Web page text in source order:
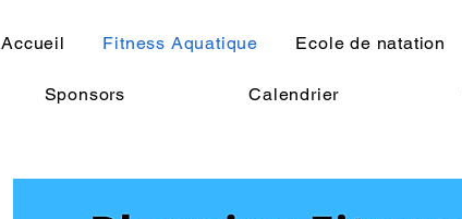
Accueil Fitness Aquatique Ecole de natation
Sponsors Calendrier